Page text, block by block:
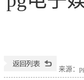
来源：